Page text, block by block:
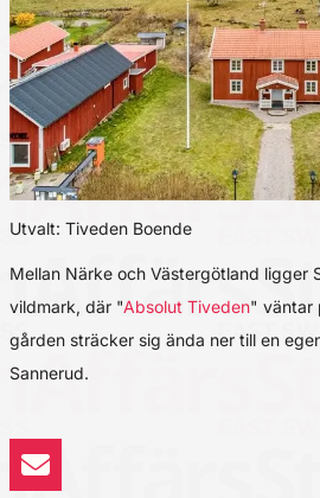
Utvalt: Tiveden Boende
Mellan Närke och Västergötland ligger
vildmark, där "Absolut Tiveden" väntar
gården sträcker sig ända ner till en
Sannerud.